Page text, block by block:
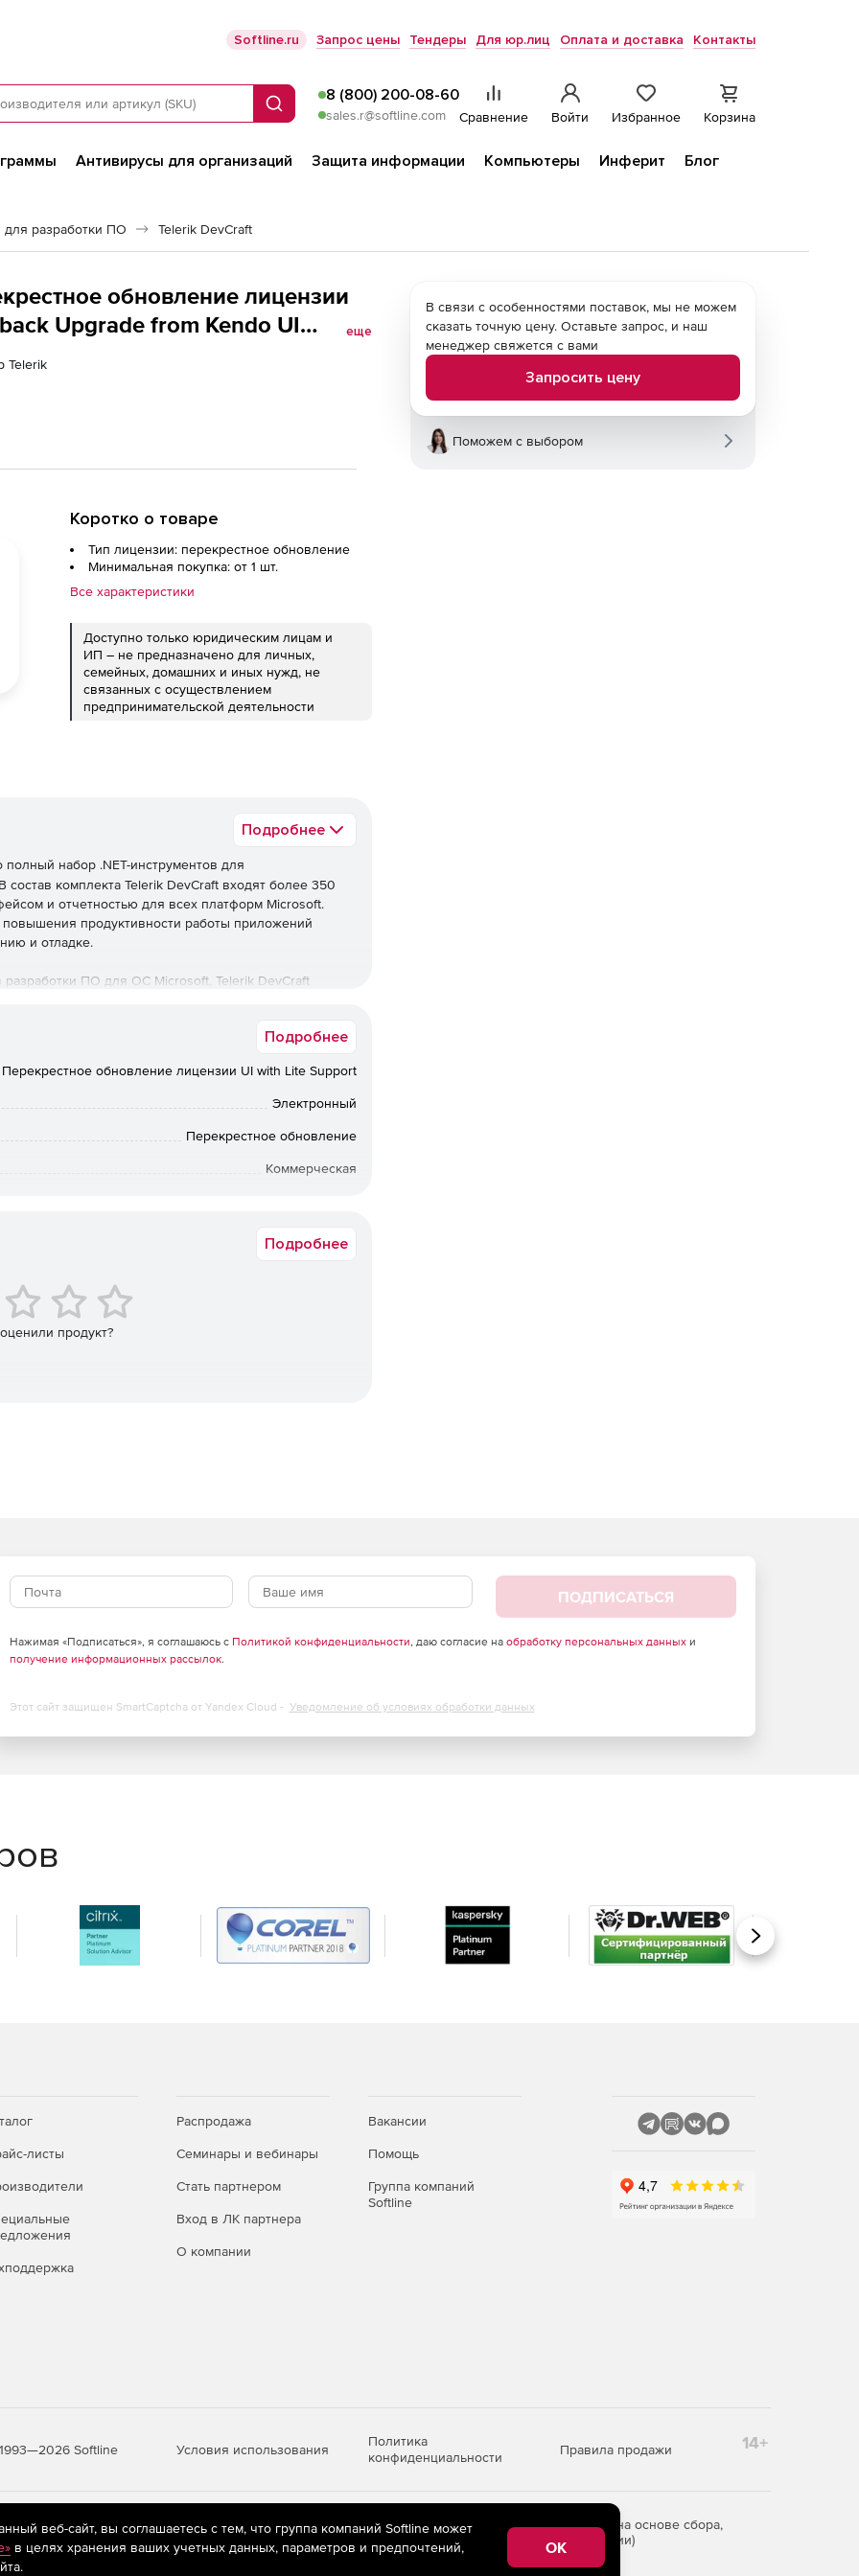
Softline.ru Запрос цены Тендеры Для юр.лиц Оплата и доставка Контакты
Поиск
8 (800) 200-08-60
sales.r@softline.com Сравнение Войти Избранное Корзина
Антивирусы для организаций Защита информации Компьютеры Инферит
Блог
разработки ПО Telerik DevCraft
обновление лицензии
Upgrade from Kendo UI
еще
Telerik
Коротко о товаре
Тип лицензии: перекрестное обновление
Минимальная покупка: от 1 шт.
Все характеристики
Доступно только юридическим лицам и
ИП – не предназначено для личных,
семейных, домашних и иных нужд, не
связанных с осуществлением
предпринимательской деятельности
Подробнее
полный набор .NET-инструментов для
комплекта Telerik DevCraft входят более 350
и отчетностью для всех платформ Microsoft.
повышения продуктивности работы приложений
и отладке.
ПО для ОС Microsoft, Telerik DevCraft
Complete и Ultimate.
для быстрой разработки интерфейса на базе
функционально насыщенных, кроссплатформенных
и бизнес-программ визуализации данных.
8 с поддержкой сенсорного ввода – разработка
рефакторинг и обеспечение быстрой
среда для создания модульных тестов.
устранения узких мест и достижения оптимальной
и DLL-библиотек.
и web-приложениями .NET и источниками
(через заявки в HelpDesk) в течение 1
инструменты разработки и оптимизации,
предусматривает бесплатное получение
техподдержку (через заявки в HelpDesk,
Подробнее
Перекрестное обновление лицензии UI with Lite Support
Электронный
Перекрестное обновление
Коммерческая
Подробнее
продукт?
В связи с особенностями поставок, мы не можем
сказать точную цену. Оставьте запрос, и наш
менеджер свяжется с вами
Запросить цену
Поможем с выбором
ПОДПИСАТЬСЯ
Нажимая «Подписаться», я соглашаюсь с Политикой конфиденциальности, даю согласие на обработку персональных данныхи
получение информационных рассылок.
Этот сайт защищен SmartCaptcha от Yandex Cloud - Уведомление об условиях обработки данных
Вперед
листы
Распродажа
Семинары и вебинары
Стать партнером
Вход в ЛК партнера
О компании
Вакансии
Помощь
Группа компаний
Softline
Softline Условия использования
Политика
конфиденциальности
Правила продажи 14+
рекомендательные технологии(информационные технологии предоставления информации на основе сбора,
пользователей сети «Интернет», находящихся на территории Российской Федерации)
веб-сайт, вы соглашаетесь с тем, что группа компаний Softline может
в целях хранения ваших учетных данных, параметров и предпочтений,
OK